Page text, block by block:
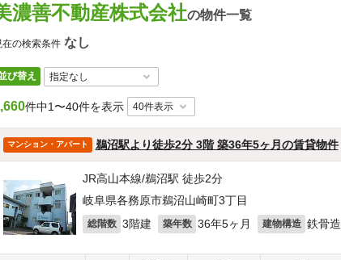
濃善不動産株式会社の物件一覧
在の検索条件 なし
び替え
件中1〜40件を表示
マンション・アパート 鵜沼駅より徒歩2分 3階 築36年5ヶ月の賃貸物件
JR高山本線/鵜沼駅 徒歩2分
岐阜県各務原市鵜沼山崎町3丁目
総階数 3階建 築年数 36年5ヶ月 建物構造 鉄骨造